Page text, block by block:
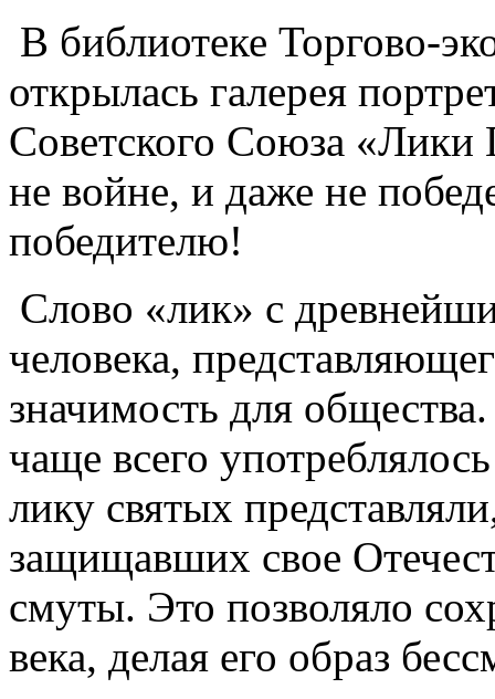
В библиотеке Торгово-
открылась галерея
Советского Союза «Лики
не войне, и даже не
победителю!
Слово «лик» с
человека,
значимость для
чаще всего
лику святых
защищавших свое
смуты. Это позволяло
века, делая его образ